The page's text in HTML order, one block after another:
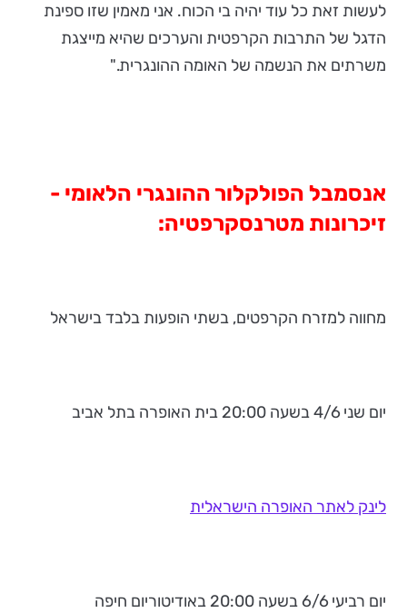
לעשות זאת כל עוד יהיה בי הכוח. אני מאמין שזו ספינת
הדגל של התרבות הקרפטית והערכים שהיא מייצגת
משרתים את הנשמה של האומה ההונגרית."
אנסמבל הפולקלור ההונגרי הלאומי -
זיכרונות מטרנסקרפטיה:
מחווה למזרח הקרפטים, בשתי הופעות בלבד בישראל
יום שני 4/6 בשעה 20:00 בית האופרה בתל אביב
לינק לאתר האופרה הישראלית
יום רביעי 6/6 בשעה 20:00 באודיטוריום חיפה